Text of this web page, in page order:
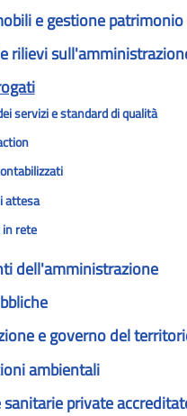
e gestione patrimonio
rilievi
servizi e standard di qualità
attesa
in rete
dell'amministrazione
e governo del
ambientali
private